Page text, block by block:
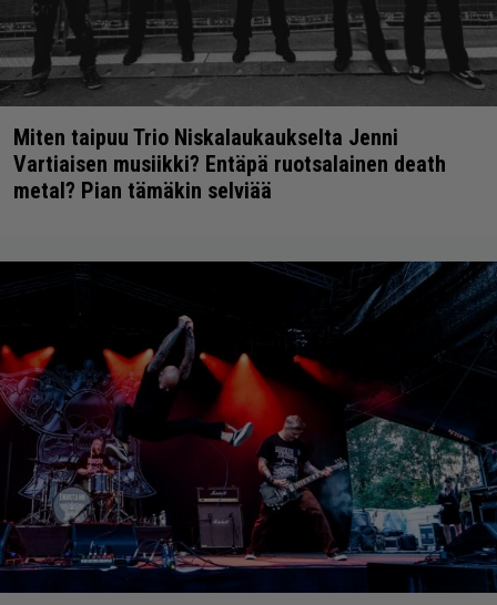
Miten taipuu Trio Niskalaukaukselta Jenni
Vartiaisen musiikki? Entäpä ruotsalainen death
metal? Pian tämäkin selviää